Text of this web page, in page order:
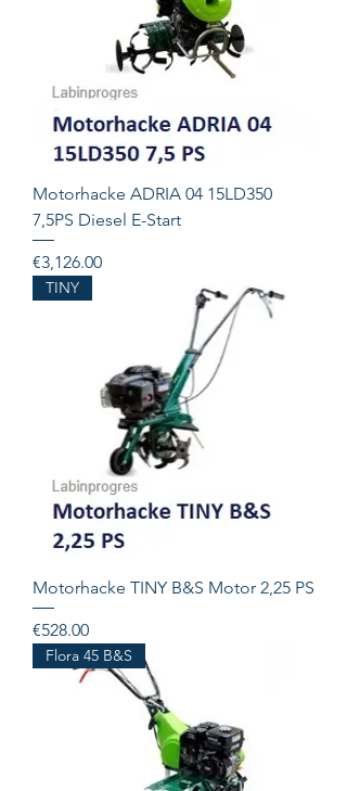
Motorhacke ADRIA 04 15LD350
7,5PS Diesel E-Start
Price
€3,126.00
TINY
Motorhacke TINY B&S Motor 2,25 PS
Price
€528.00
Flora 45 B&S